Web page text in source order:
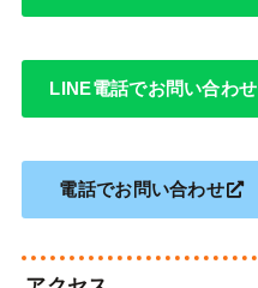
LINE電話でお問い合わせ
電話でお問い合わせ